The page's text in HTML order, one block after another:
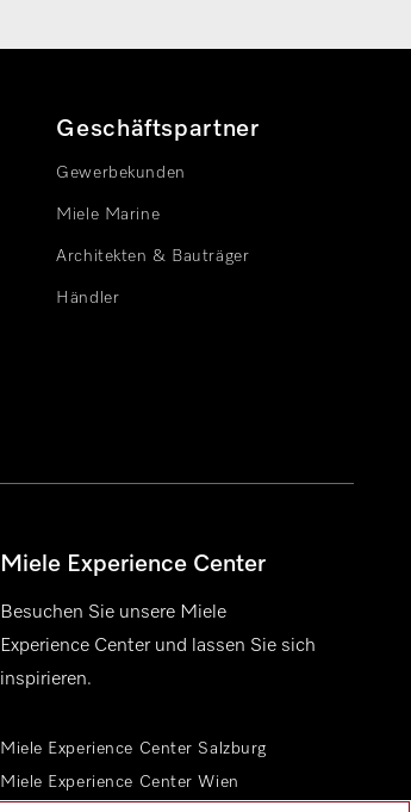
Geschäftspartner
Gewerbekunden
Miele Marine
Architekten & Bauträger
Händler
Miele Experience Center
Besuchen Sie unsere Miele
Experience Center und lassen Sie sich
inspirieren.
Miele Experience Center Salzburg
Miele Experience Center Wien